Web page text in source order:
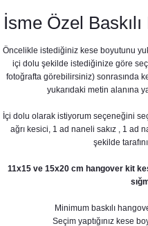
İsme Özel
Öncelikle istediğiniz kese boyutunu
içi dolu şekilde istediğinize göre
fotoğrafta görebilirsiniz) sonrasında
yukarıdaki metin alanına
İçi dolu olarak istiyorum seçeneğini
ağrı kesici, 1 ad naneli sakız , 1 ad
şekilde
11x15 ve 15x20 cm hangover kit
Minimum baskılı
Seçim yaptığınız kese